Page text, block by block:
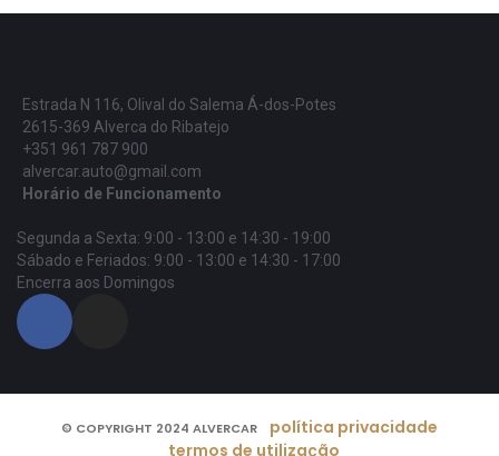
Estrada N 116, Olival do Salema Á-dos-Potes
2615-369 Alverca do Ribatejo
+351 961 787 900
alvercar.auto@gmail.com
Horário de Funcionamento
Segunda a Sexta: 9:00 - 13:00 e 14:30 - 19:00
Sábado e Feriados: 9:00 - 13:00 e 14:30 - 17:00
Encerra aos Domingos
© COPYRIGHT 2024 ALVERCAR
política privacidade
termos de utilização